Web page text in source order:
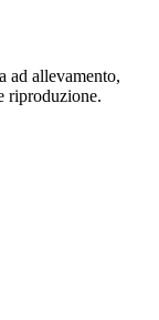
ad allevamento,
riproduzione.